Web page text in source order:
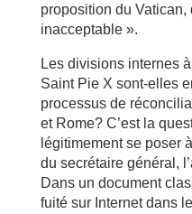
proposition du Vatican,
inacceptable ».
Les divisions internes
Saint Pie X sont-elles
processus de
et Rome? C’est la
légitimement se poser
du secrétaire général,
Dans un document
fuité sur Internet dans